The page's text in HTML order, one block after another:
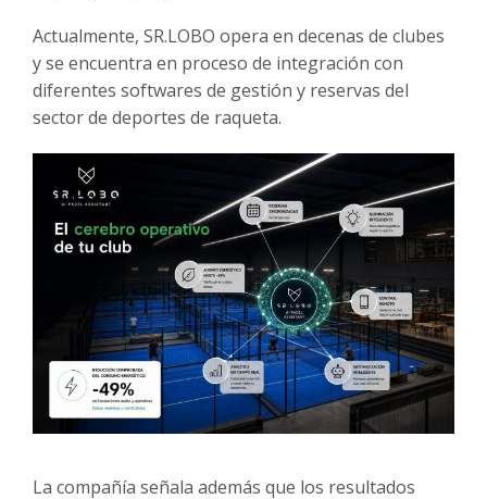
Actualmente, SR.LOBO opera en decenas de clubes
y se encuentra en proceso de integración con
diferentes softwares de gestión y reservas del
sector de deportes de raqueta.
La compañía señala además que los resultados